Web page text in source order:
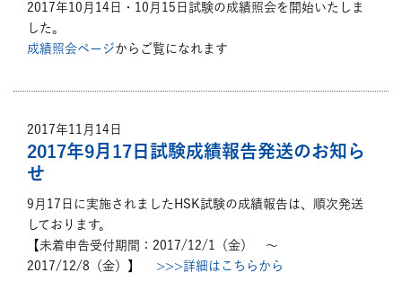
2017年10月14日・10月15日試験の成績照会を開始いたしま
した。
成績照会ページからご覧になれます
2017年11月14日
2017年9月17日試験成績報告発送のお知ら
せ
9月17日に実施されましたHSK試験の成績報告は、順次発送
しております。
【未着申告受付期間：2017/12/1（金） ～
2017/12/8（金）】 >>>詳細はこちらから